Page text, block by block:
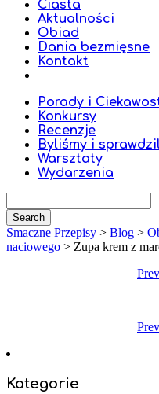
Ciasta
Aktualności
Obiad
Dania bezmięsne
Kontakt
Porady i
Konkursy
Recenzje
Byliśmy i
Warsztaty
Wydarzenia
Smaczne Przepisy > Blog >
naciowego > Zupa krem z
Kategorie